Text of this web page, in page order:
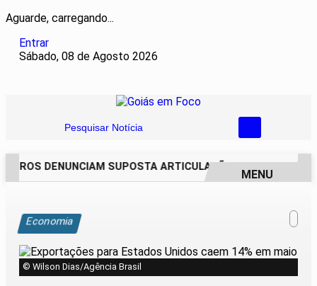
Aguarde, carregando...
Entrar
Sábado, 08 de Agosto 2026
Pesquisar Notícia
DENUNCIAM SUPOSTA ARTICULAÇÃO PARA INVASÕES
MENU
Economia
© Wilson Dias/Agência Brasil